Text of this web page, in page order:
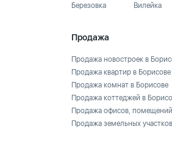
Березовка
Вилейка
Продажа
Продажа новостроек в
Продажа квартир в Борисове
Продажа комнат в Борисове
Продажа коттеджей в
Продажа офисов,
Продажа земельных